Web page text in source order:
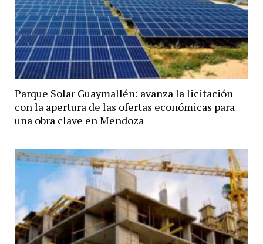
Parque Solar Guaymallén: avanza la licitación
con la apertura de las ofertas económicas para
una obra clave en Mendoza